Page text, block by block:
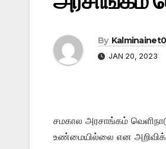
By
JAN 20, 2023
சமகால அரசாங்கம்
உண்மையில்லை என